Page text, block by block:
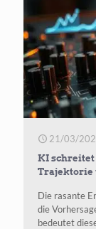
21/03/
KI schreitet
Trajektorie
Die rasante
die
bedeutet